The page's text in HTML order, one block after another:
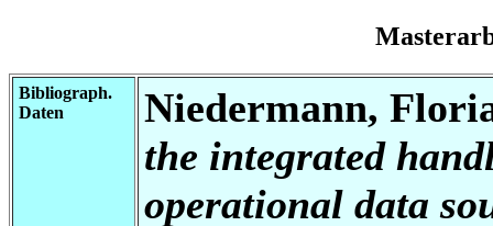
Bibliograph.
Daten
Niedermann,
the integrated
operational data